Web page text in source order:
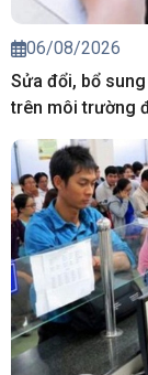
06/08/2026
Sửa đổi, bổ
trên môi trường